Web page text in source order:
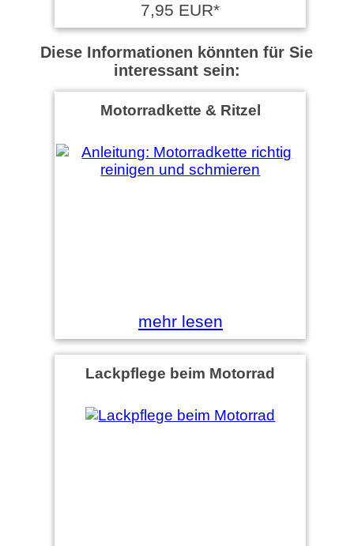
7,95 EUR*
Diese Informationen könnten für Sie
interessant sein:
Motorradkette & Ritzel
mehr lesen
Lackpflege beim Motorrad